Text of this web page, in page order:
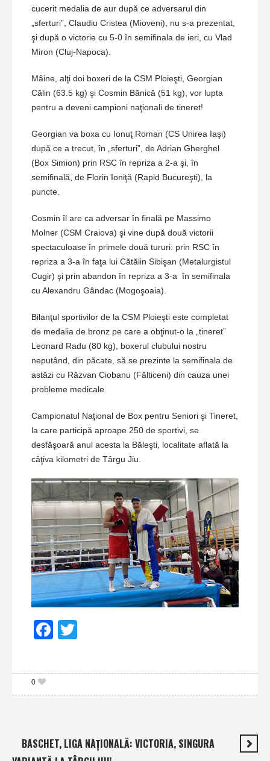
cucerit medalia de aur după ce adversarul din
„sferturi”, Claudiu Cristea (Mioveni), nu s-a prezentat,
şi după o victorie cu 5-0 în semifinala de ieri, cu Vlad
Miron (Cluj-Napoca).
Mâine, alţi doi boxeri de la CSM Ploieşti, Georgian
Călin (63.5 kg) şi Cosmin Bănică (51 kg), vor lupta
pentru a deveni campioni naţionali de tineret!
Georgian va boxa cu Ionuţ Roman (CS Unirea Iaşi)
după ce a trecut, în „sferturi”, de Adrian Gherghel
(Box Simion) prin RSC în repriza a 2-a şi, în
semifinală, de Florin Ioniţă (Rapid Bucureşti), la
puncte.
Cosmin îl are ca adversar în finală pe Massimo
Molner (CSM Craiova) şi vine după două victorii
spectaculoase în primele două tururi: prin RSC în
repriza a 3-a în faţa lui Cătălin Sibişan (Metalurgistul
Cugir) şi prin abandon în repriza a 3-a în semifinala
cu Alexandru Gândac (Mogoşoaia).
Bilanţul sportivilor de la CSM Ploieşti este completat
de medalia de bronz pe care a obţinut-o la „tineret”
Leonard Radu (80 kg), boxerul clubului nostru
neputând, din păcate, să se prezinte la semifinala de
astăzi cu Răzvan Ciobanu (Fălticeni) din cauza unei
probleme medicale.
Campionatul Naţional de Box pentru Seniori şi Tineret,
la care participă aproape 250 de sportivi, se
desfăşoară anul acesta la Băleşti, localitate aflată la
câţiva kilometri de Târgu Jiu.
Facebook
0
BASCHET, LIGA NAŢIONALĂ: VICTORIA, SINGURA